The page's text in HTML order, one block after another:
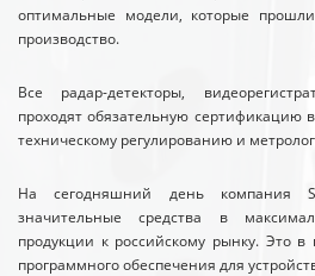
оптимальные модели, которые
производство.
Все радар-детекторы,
проходят обязательную сертификацию
техническому регулированию и
На сегодняшний день компания
значительные средства в
продукции к российскому рынку. Это в
программного обеспечения для